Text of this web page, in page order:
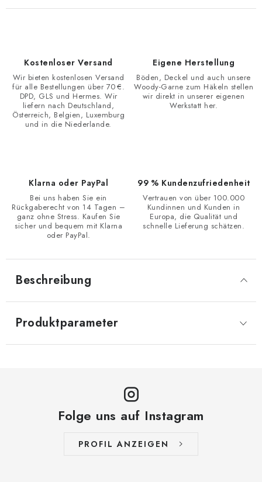
Kostenloser Versand
Wir bieten kostenlosen Versand
für alle Bestellungen über 70 €.
DPD, GLS und Hermes. Wir
liefern nach Deutschland,
Österreich, Belgien, Luxemburg
und in die Niederlande.
Eigene Herstellung
Böden, Deckel und auch unsere
Woody-Garne zum Häkeln stellen
wir direkt in unserer eigenen
Werkstatt her.
Klarna oder PayPal
Bei uns haben Sie ein
Rückgaberecht von 14 Tagen –
ganz ohne Stress. Kaufen Sie
sicher und bequem mit Klarna
oder PayPal.
99 % Kundenzufriedenheit
Vertrauen von über 100.000
Kundinnen und Kunden in
Europa, die Qualität und
schnelle Lieferung schätzen.
Beschreibung
Produktparameter
Folge uns auf Instagram
PROFIL ANZEIGEN